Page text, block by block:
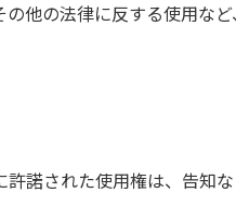
他の法律に反する使用な
諾された使用権は、告知な